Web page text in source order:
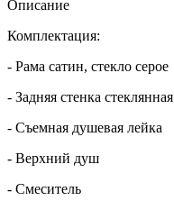
Описание
Комплектация:
- Рама сатин, стекло серое
- Задняя стенка стеклянная
- Съемная душевая лейка
- Верхний душ
- Смеситель